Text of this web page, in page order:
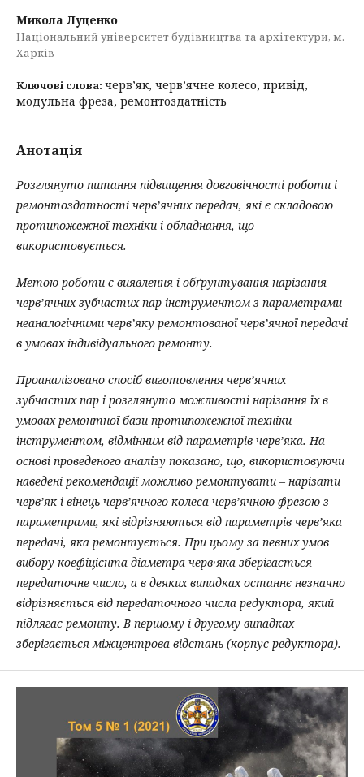
Микола Луценко
Національний університет будівництва та архітектури, м.
Харків
Ключові слова: черв’як, черв’ячне колесо, привід,
модульна фреза, ремонтоздатність
Анотація
Розглянуто питання підвищення довговічності роботи і
ремонтоздатності черв’ячних передач, які є складовою
протипожежної техніки і обладнання, що
використовується.
Метою роботи є виявлення і обґрунтування нарізання
черв’ячних зубчастих пар інструментом з параметрами
неаналогічними черв’яку ремонтованої черв’ячної передачі
в умовах індивідуального ремонту.
Проаналізовано спосіб виготовлення черв’ячних
зубчастих пар і розглянуто можливості нарізання їх в
умовах ремонтної бази протипожежної техніки
інструментом, відмінним від параметрів черв’яка. На
основі проведеного аналізу показано, що, використовуючи
наведені рекомендації можливо ремонтувати – нарізати
черв’як і вінець черв’ячного колеса черв’ячною фрезою з
параметрами, які відрізняються від параметрів черв’яка
передачі, яка ремонтується. При цьому за певних умов
вибору коефіцієнта діаметра червۥяка зберігається
передаточне число, а в деяких випадках останнє незначно
відрізняється від передаточного числа редуктора, який
підлягає ремонту. В першому і другому випадках
зберігається міжцентрова відстань (корпус редуктора).